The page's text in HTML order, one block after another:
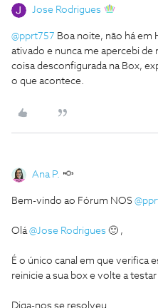
Jose Rodrigues
@pprt757 Boa noite, não há em
ativado e nunca me apercebi de
coisa desconfigurada na Box,
o que acontece.
Ana P.
Bem-vindo ao Fórum NOS
Olá@Jose Rodrigues 🙂 ,
É o único canal em que verifica
reinicie a sua box e volte a
Diga-nos se resolveu.